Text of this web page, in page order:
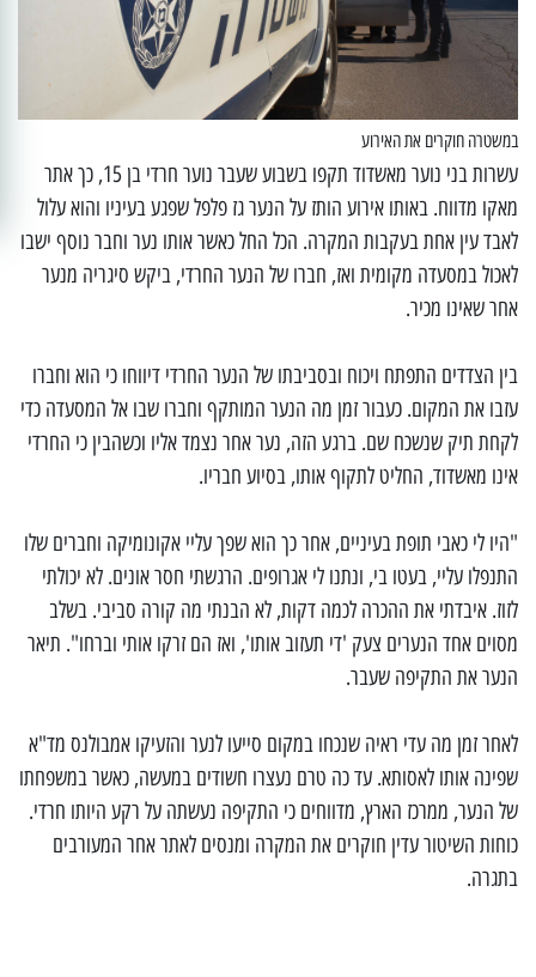
במשטרה חוקרים את האירוע
עשרות בני נוער מאשדוד תקפו בשבוע שעבר נוער חרדי בן 15, כך אתר
מאקו מדווח. באותו אירוע הותז על הנער גז פלפל שפגע בעיניו והוא עלול
לאבד עין אחת בעקבות המקרה. הכל החל כאשר אותו נער וחבר נוסף ישבו
לאכול במסעדה מקומית ואז, חברו של הנער החרדי, ביקש סיגריה מנער
אחר שאינו מכיר.
בין הצדדים התפתח ויכוח ובסביבתו של הנער החרדי דיווחו כי הוא וחברו
עזבו את המקום. כעבור זמן מה הנער המותקף וחברו שבו אל המסעדה כדי
לקחת תיק שנשכח שם. ברגע הזה, נער אחר נצמד אליו וכשהבין כי החרדי
אינו מאשדוד, החליט לתקוף אותו, בסיוע חבריו.
"היו לי כאבי תופת בעיניים, אחר כך הוא שפך עליי אקונומיקה וחברים שלו
התנפלו עליי, בעטו בי, ונתנו לי אגרופים. הרגשתי חסר אונים. לא יכולתי
לזוז. איבדתי את ההכרה לכמה דקות, לא הבנתי מה קורה סביבי. בשלב
מסוים אחד הנערים צעק 'די תעזוב אותו', ואז הם זרקו אותי וברחו". תיאר
הנער את התקיפה שעבר.
לאחר זמן מה עדי ראיה שנכחו במקום סייעו לנער והזעיקו אמבולנס מד"א
שפינה אותו לאסותא. עד כה טרם נעצרו חשודים במעשה, כאשר במשפחתו
של הנער, ממרכז הארץ, מדווחים כי התקיפה נעשתה על רקע היותו חרדי.
כוחות השיטור עדין חוקרים את המקרה ומנסים לאתר אחר המעורבים
בתגרה.